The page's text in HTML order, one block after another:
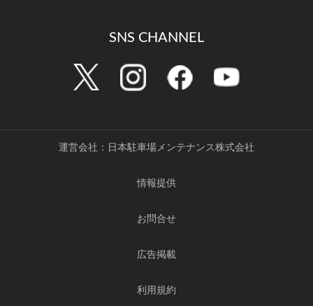
SNS CHANNEL
運営会社：日本駐車場メンテナンス株式会社
情報提供
お問合せ
広告掲載
利用規約